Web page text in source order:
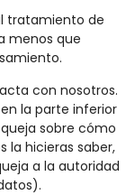
tratamiento de
menos que
con nosotros.
la parte inferior
sobre cómo
la hicieras saber,
a la autoridad